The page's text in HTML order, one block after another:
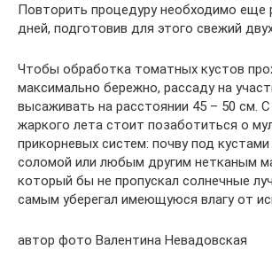
Повторить процедуру необходимо еще
дней, подготовив для этого свежий
Чтобы обработка томатных кустов
максимально бережно, рассаду на
высаживать на расстоянии 45 – 50 см.
жаркого лета стоит позаботиться о
прикорневых систем: почву под
соломой или любым другим нетканым
который бы не пропускал солнечные
самым уберегал имеющуюся влагу от
автор фото Валентина Невадовская